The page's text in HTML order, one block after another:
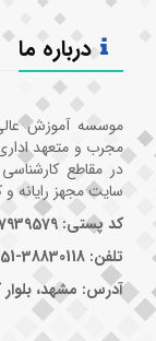
درباره ما
موسسه آموزش
مجرب و متعهد
در مقاطع
سایت مجهز رایانه و
کد پستی: 9177939579
تلفن: 38830118-051
آدرس: مشهد، بلوار کوثر،